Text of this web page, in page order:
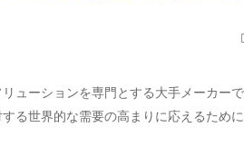
ューションを専門とする大手メーカー
る世界的な需要の高まりに応えるため